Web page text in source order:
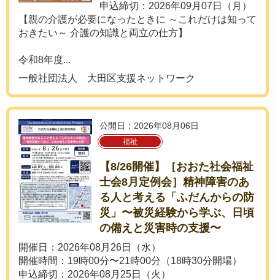
申込締切：2026年09月07日（月）
【親の介護が必要になったときに ～これだけは知って
おきたい～ 介護の知識と両立の仕方】
令和8年度...
一般社団法人 大田区支援ネットワーク
公開日：2026年08月06日
福祉
【8/26開催】［おおた社会福祉
士会8月定例会］精神障害のあ
る人と考える「ふだんからの防
災」〜被災経験から学ぶ、日頃
の備えと災害時の支援〜
開催日：2026年08月26日（水）
開催時間：19時00分〜21時00分（18時30分開場）
申込締切：2026年08月25日（火）